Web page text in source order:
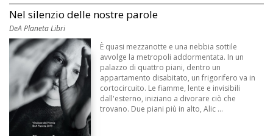
Nel silenzio delle nostre parole
DeA Planeta Libri
È quasi mezzanotte e una nebbia sottile
avvolge la metropoli addormentata. In un
palazzo di quattro piani, dentro un
appartamento disabitato, un frigorifero va in
cortocircuito. Le fiamme, lente e invisibili
dall'esterno, iniziano a divorare ciò che
trovano. Due piani più in alto, Alic ...